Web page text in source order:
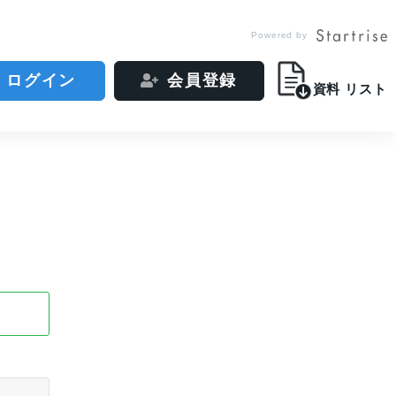
Powered by
ログイン 会員登録 資料 リスト